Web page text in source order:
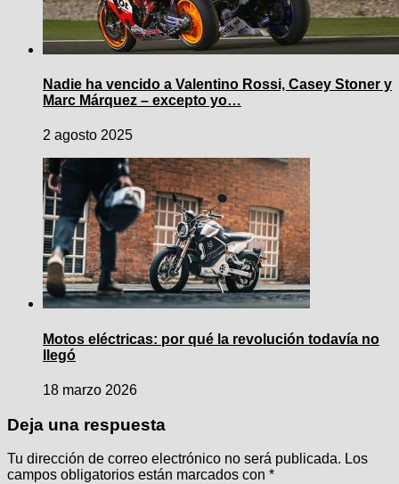
Nadie ha vencido a Valentino Rossi, Casey Stoner y
Marc Márquez – excepto yo…
2 agosto 2025
Motos eléctricas: por qué la revolución todavía no
llegó
18 marzo 2026
Deja una respuesta
Tu dirección de correo electrónico no será publicada. Los
campos obligatorios están marcados con *